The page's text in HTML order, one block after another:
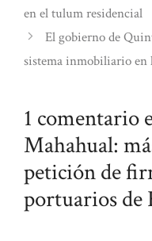
en el tulum residencial
El gobierno de
sistema inmobiliario en
1 comentario
Mahahual:
petición de
portuarios de